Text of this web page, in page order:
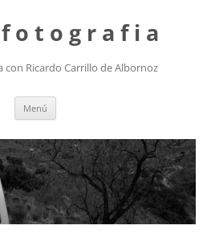
o t o g r a f i a
Ricardo Carrillo de Albornoz
Menú